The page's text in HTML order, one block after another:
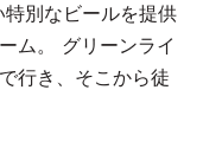
別なビールを提供
ム。 グリーンライ
行き、そこから徒